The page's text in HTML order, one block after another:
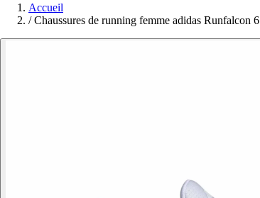
Accueil
/ Chaussures de running femme adidas Runfalcon 6